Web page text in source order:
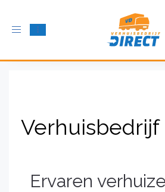
Schakel
Verhuisbedrijf
Ervaren